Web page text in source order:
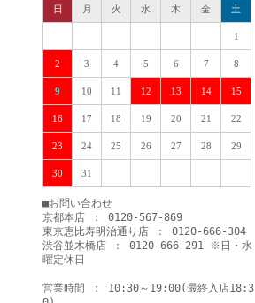
日 月 火 水 木 金 土
1
2 3 4 5 6 7 8
9 10 11 12 13 14 15
16 17 18 19 20 21 22
23 24 25 26 27 28 29
30 31
■お問い合わせ
京都本店 ： 0120-567-869
東京恵比寿明治通り店 ： 0120-666-304
渋谷並木橋店 ： 0120-666-291 ※日・水
曜定休日
営業時間 ： 10:30～19:00(最終入店18:3